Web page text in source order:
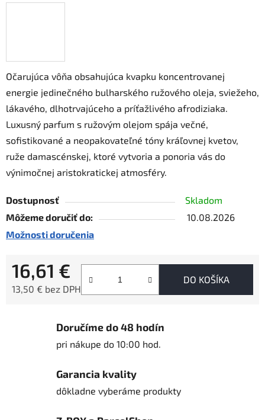
Očarujúca vôňa obsahujúca kvapku koncentrovanej
energie jedinečného bulharského ružového oleja, sviežeho,
lákavého, dlhotrvajúceho a príťažlivého afrodiziaka.
Luxusný parfum s ružovým olejom spája večné,
sofistikované a neopakovateľné tóny kráľovnej kvetov,
ruže damascénskej, ktoré vytvoria a ponoria vás do
výnimočnej aristokratickej atmosféry.
Dostupnosť
Skladom
Môžeme doručiť do:
10.08.2026
Možnosti doručenia
16,61 €
13,50 € bez DPH
DO KOŠÍKA
Doručíme do 48 hodín
pri nákupe do 10:00 hod.
Garancia kvality
dôkladne vyberáme produkty